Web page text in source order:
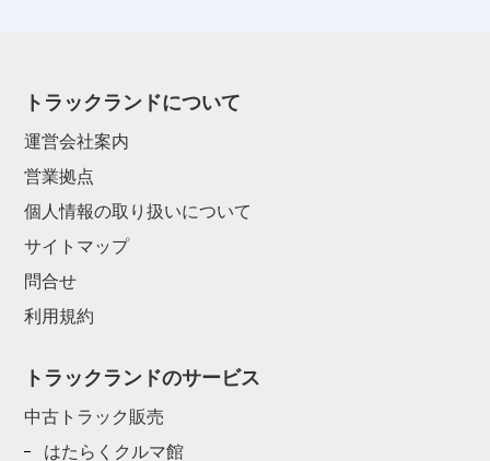
トラックランドについて
運営会社案内
営業拠点
個人情報の取り扱いについて
サイトマップ
問合せ
利用規約
トラックランドのサービス
中古トラック販売
はたらくクルマ館